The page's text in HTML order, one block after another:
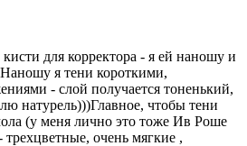
для корректора - я ей наношу и
я тени короткими,
- слой получается тоненький,
натурель)))Главное, чтобы тени
(у меня лично это тоже Ив Роше
очень мягкие ,